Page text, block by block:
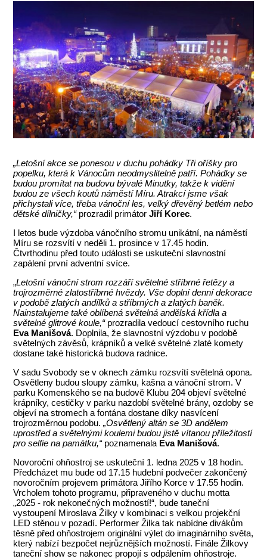
„Letošní akce se ponesou v duchu pohádky Tři oříšky pro
popelku, která k Vánocům neodmyslitelně patří. Pohádky se
budou promítat na budovu bývalé Minutky, takže k vidění
budou ze všech koutů náměstí Míru. Atrakcí jsme však
přichystali více, třeba vánoční les, velký dřevěný betlém nebo
dětské dílničky,“prozradil primátorJiří Korec.
I letos bude výzdoba vánočního stromu unikátní, na náměstí
Míru se rozsvítí v neděli 1. prosince v 17.45 hodin.
Čtvrthodinu před touto události se uskuteční slavnostní
zapálení první adventní svíce.
„Letošní vánoční strom rozzáří světelné stříbrné řetězy a
trojrozměrné zlatostříbrné hvězdy. Vše doplní denní dekorace
v podobě zlatých andílků a stříbrných a zlatých baněk.
Nainstalujeme také oblíbená světelná andělská křídla a
světelné glitrové koule,“prozradila vedoucí cestovního ruchu
Eva Manišová. Doplnila, že slavnostní výzdobu v podobě
světelných závěsů, krápníků a velké světelné zlaté komety
dostane také historická budova radnice.
V sadu Svobody se v oknech zámku rozsvítí světelná opona.
Osvětleny budou sloupy zámku, kašna a vánoční strom. V
parku Komenského se na budově Klubu 204 objeví světelné
krápníky, cestičky v parku nazdobí světelné brány, ozdoby se
objeví na stromech a fontána dostane díky nasvícení
trojrozměrnou podobu.„Osvětlený altán se 3D andělem
uprostřed a světelnými koulemi budou jistě vítanou příležitostí
pro selfie na památku,“poznamenala Eva Manišová.
Novoroční ohňostroj se uskuteční 1. ledna 2025 v 18 hodin.
Předcházet mu bude od 17.15 hudební podvečer zakončený
novoročním projevem primátora Jiřího Korce v 17.55 hodin.
Vrcholem tohoto programu, připraveného v duchu motta
„2025 - rok nekonečných možností!“, bude taneční
vystoupení Miroslava Žilky v kombinaci s velkou projekční
LED stěnou v pozadí. Performer Žilka tak nabídne divákům
těsně před ohňostrojem originální výlet do imaginárního světa,
který nabízí bezpočet nejrůznějších možností. Finále Žilkovy
taneční show se nakonec propojí s odpálením ohňostroje.